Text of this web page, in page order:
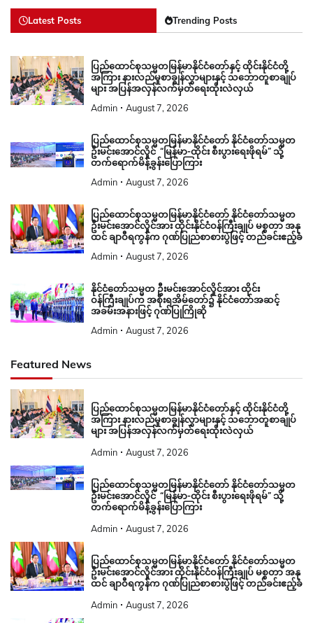
Latest Posts Trending Posts
ပြည်ထောင်စုသမ္မတမြန်မာနိုင်ငံတော်နှင့် ထိုင်းနိုင်ငံတို့
အကြား နားလည်မှုစာချွန်လွှာများနှင့် သဘောတူစာချုပ်
များ အပြန်အလှန်လက်မှတ်ရေးထိုးလဲလှယ်
Admin August 7, 2026
ပြည်ထောင်စုသမ္မတမြန်မာနိုင်ငံတော် နိုင်ငံတော်သမ္မတ
ဦးမင်းအောင်လှိုင် “မြန်မာ-ထိုင်း စီးပွားရေးဖိုရမ်” သို့
တက်ရောက်မိန့်ခွန်းပြောကြား
Admin August 7, 2026
ပြည်ထောင်စုသမ္မတမြန်မာနိုင်ငံတော် နိုင်ငံတော်သမ္မတ
ဦးမင်းအောင်လှိုင်အား ထိုင်းနိုင်ငံဝန်ကြီးချုပ် မစ္စတာ အနု
ထင် ချာဝီရကွန်က ဂုဏ်ပြုညစာစားပွဲဖြင့် တည်ခင်းဧည့်ခံ
Admin August 7, 2026
နိုင်ငံတော်သမ္မတ ဦးမင်းအောင်လှိုင်အား ထိုင်း
ဝန်ကြီးချုပ်က အစိုးရအိမ်တော်၌ နိုင်ငံတော်အဆင့်
အခမ်းအနားဖြင့် ဂုဏ်ပြုကြိုဆို
Admin August 7, 2026
Featured News
ပြည်ထောင်စုသမ္မတမြန်မာနိုင်ငံတော်နှင့် ထိုင်းနိုင်ငံတို့
အကြား နားလည်မှုစာချွန်လွှာများနှင့် သဘောတူစာချုပ်
များ အပြန်အလှန်လက်မှတ်ရေးထိုးလဲလှယ်
Admin August 7, 2026
ပြည်ထောင်စုသမ္မတမြန်မာနိုင်ငံတော် နိုင်ငံတော်သမ္မတ
ဦးမင်းအောင်လှိုင် “မြန်မာ-ထိုင်း စီးပွားရေးဖိုရမ်” သို့
တက်ရောက်မိန့်ခွန်းပြောကြား
Admin August 7, 2026
ပြည်ထောင်စုသမ္မတမြန်မာနိုင်ငံတော် နိုင်ငံတော်သမ္မတ
ဦးမင်းအောင်လှိုင်အား ထိုင်းနိုင်ငံဝန်ကြီးချုပ် မစ္စတာ အနု
ထင် ချာဝီရကွန်က ဂုဏ်ပြုညစာစားပွဲဖြင့် တည်ခင်းဧည့်ခံ
Admin August 7, 2026